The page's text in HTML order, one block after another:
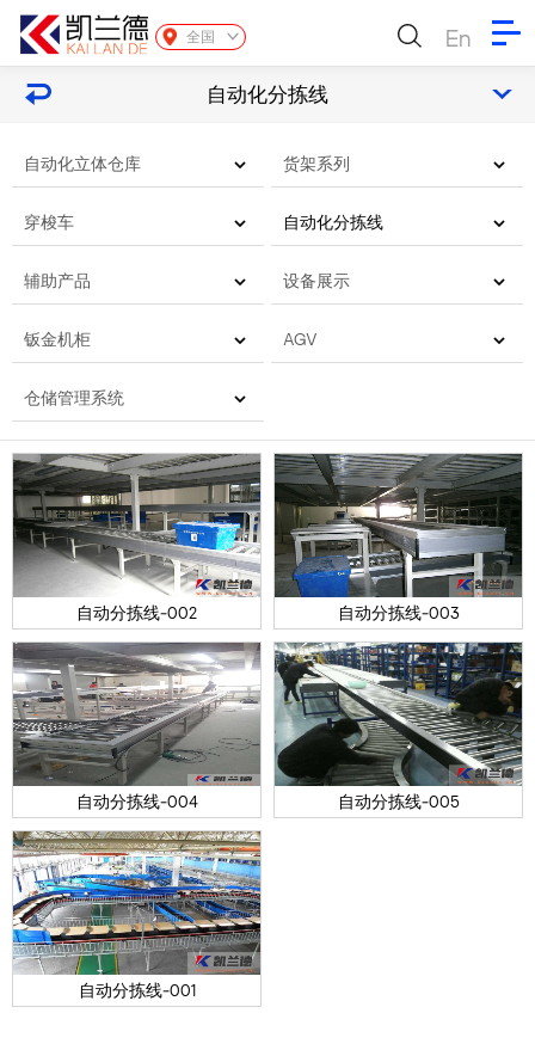
全国 En
自动化分拣线
自动化立体仓库 货架系列
穿梭车 自动化分拣线
辅助产品 设备展示
钣金机柜 AGV
仓储管理系统
自动分拣线-002 自动分拣线-003
自动分拣线-004 自动分拣线-005
自动分拣线-001